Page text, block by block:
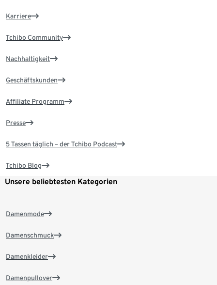
Karriere
Tchibo Community
Nachhaltigkeit
Geschäftskunden
Affiliate Programm
Presse
5 Tassen täglich – der Tchibo Podcast
Tchibo Blog
Unsere beliebtesten Kategorien
Damenmode
Damenschmuck
Damenkleider
Damenpullover